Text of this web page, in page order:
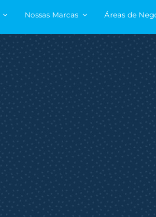
Nossas Marcas Áreas de